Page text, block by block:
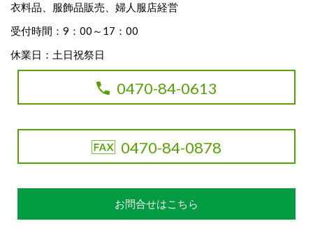
衣料品、服飾品販売、婦人服店経営
受付時間：9：00～17：00
休業日：土日祝祭日
0470-84-0613
0470-84-0878
お問合せはこちら